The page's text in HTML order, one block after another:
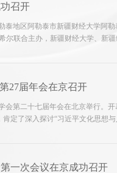
召开
泰地区阿勒泰市新疆财经大学阿
联合主办，新疆财经大学、新
27届年会在京召开
会第二十七届年会在北京举行
定了深入探讨“习近平文化思想与
一次会议在京成功召开